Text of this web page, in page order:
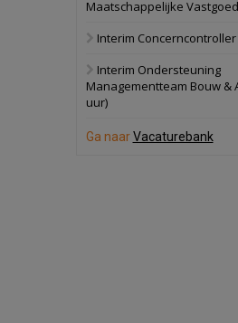
17 september 2026
Maatschappelijke
Interim Concerncontroller
Interim Ondersteuning
Managementteam Bouw &
uur)
Ga naarVacaturebank